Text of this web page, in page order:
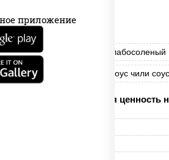
приложение
рис лосось слабосоленый
соус "Спайс" (майонез соус чили
Пищевая ценность